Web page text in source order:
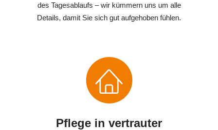
des Tagesablaufs – wir kümmern uns um alle
Details, damit Sie sich gut aufgehoben fühlen.
Pflege in vertrauter